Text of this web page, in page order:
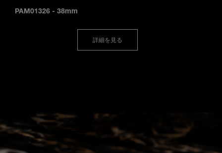
PAM01326 - 38mm
詳細を見る